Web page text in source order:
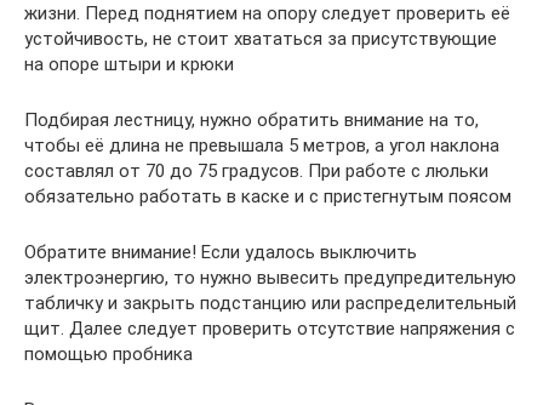
жизни. Перед поднятием на опору следует проверить её
устойчивость, не стоит хвататься за присутствующие
на опоре штыри и крюки
Подбирая лестницу, нужно обратить внимание на то,
чтобы её длина не превышала 5 метров, а угол наклона
составлял от 70 до 75 градусов. При работе с люльки
обязательно работать в каске и с пристегнутым поясом
Обратите внимание! Если удалось выключить
электроэнергию, то нужно вывесить предупредительную
табличку и закрыть подстанцию или распределительный
щит. Далее следует проверить отсутствие напряжения с
помощью пробника